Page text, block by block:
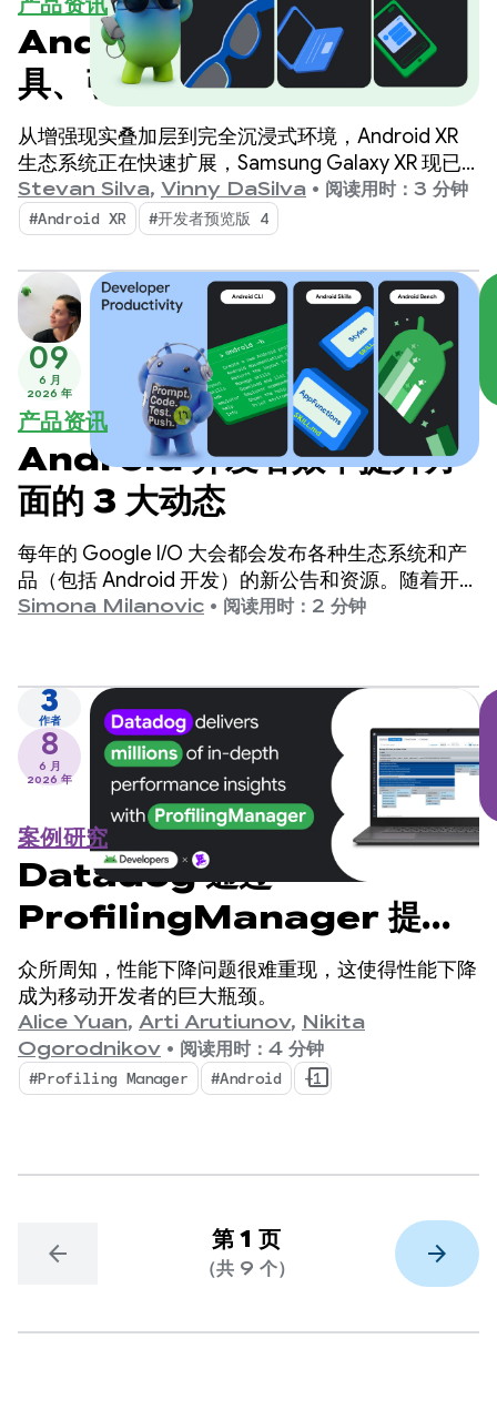
Android XR 的新变化：工
具、引擎支持和生态系统更新
从增强现实叠加层到完全沉浸式环境，Android XR
生态系统正在快速扩展，Samsung Galaxy XR 现已
上市。
Stevan Silva, Vinny DaSilva • 阅读用时：3 分钟
#Android XR #开发者预览版 4
09
6 月
2026 年
产品资讯
Android 开发者效率提升方
面的 3 大动态
每年的 Google I/O 大会都会发布各种生态系统和产
品（包括 Android 开发）的新公告和资源。随着开发
工作转向 AI 和智能体辅助工具，我们扩展了产品，
Simona Milanovic • 阅读用时：2 分钟
3
作者
8
6 月
2026 年
案例研究
Datadog 通过
ProfilingManager 提供
数百万条深入的性能分析结果
众所周知，性能下降问题很难重现，这使得性能下降
成为移动开发者的巨大瓶颈。
Alice Yuan, Arti Arutiunov, Nikita
Ogorodnikov • 阅读用时：4 分钟
#Profiling Manager #Android +1
arrow_back 第 1 页
（共 9 个） arrow_forward